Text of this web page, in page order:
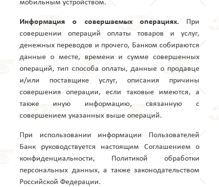
мобильным устройством.
Информация о совершаемых операциях.При
совершении операций оплаты товаров и услуг,
денежных переводов и прочего, Банком собираются
данные о месте, времени и сумме совершенных
операций, тип способа оплаты, данные о продавце
и/или поставщике услуг, описания причины
совершения операции, если таковые имеются, а
также иную информацию, связанную с
совершением указанных выше операций.
При использовании информации Пользователей
Банк руководствуется настоящим Соглашением о
конфиденциальности, Политикой обработки
персональных данных, а также законодательством
Российской Федерации.